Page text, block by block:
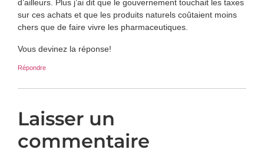
sur ces achats et que les produits naturels coûtaient moins
chers que de faire vivre les pharmaceutiques.
Vous devinez la réponse!
Répondre
Laisser un
commentaire